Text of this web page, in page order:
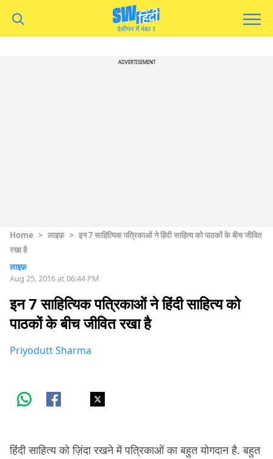
ADVERTISEMENT
Home > लाइफ़ > इन 7 साहित्यिक पत्रिकाओं ने हिंदी साहित्य को पाठकों के बीच जीवित
रखा है
लाइफ़
Aug 25, 2016 at 06:44 PM
इन 7 साहित्यिक पत्रिकाओं ने हिंदी साहित्य को
पाठकों के बीच जीवित रखा है
Priyodutt Sharma
हिंदी साहित्य को ज़िंदा रखने में पत्रिकाओं का बहुत योगदान है. बहुत